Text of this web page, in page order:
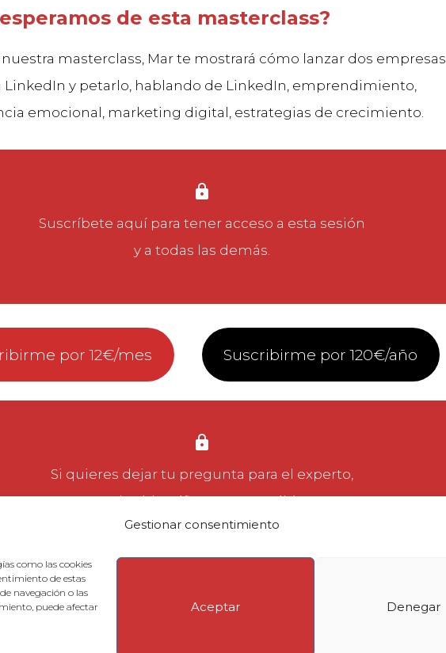
Gestionar consentimiento
como las cookies
de estas
navegación o las
puede afectar
Aceptar Denegar
de esta masterclass?
masterclass, Mar te mostrará cómo lanzar dos empresas
LinkedIn y petarlo, hablando de LinkedIn, emprendimiento,
emocional, marketing digital, estrategias de crecimiento.
Suscríbete aquí para tener acceso a esta sesión
y a todas las demás.
por 12€/mes Suscribirme por 120€/año
Si quieres dejar tu pregunta para el experto,
puedesidentificarteosuscribirte.